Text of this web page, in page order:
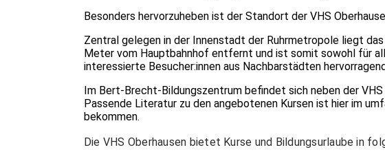
Besonders hervorzuheben ist der Standort der VHS
Zentral gelegen in der Innenstadt der Ruhrmetropole liegt
Meter vom Hauptbahnhof entfernt und ist somit sowohl für
interessierte Besucher:innen aus Nachbarstädten
Im Bert-Brecht-Bildungszentrum befindet sich neben der
Passende Literatur zu den angebotenen Kursen ist hier im
bekommen.
Die VHS Oberhausen bietet Kurse und Bildungsurlaube in